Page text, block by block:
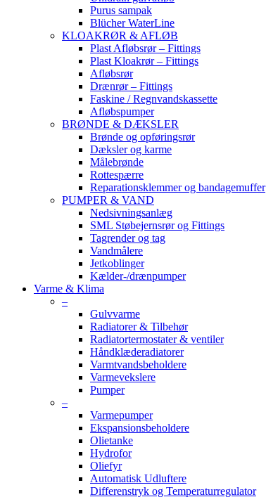
Purus sampak
Blücher WaterLine
KLOAKRØR & AFLØB
Plast Afløbsrør – Fittings
Plast Kloakrør – Fittings
Afløbsrør
Drænrør – Fittings
Faskine / Regnvandskassette
Afløbspumper
BRØNDE & DÆKSLER
Brønde og opføringsrør
Dæksler og karme
Målebrønde
Rottespærre
Reparationsklemmer og bandagemuffer
PUMPER & VAND
Nedsivningsanlæg
SML Støbejernsrør og Fittings
Tagrender og tag
Vandmålere
Jetkoblinger
Kælder-/drænpumper
Varme & Klima
–
Gulvvarme
Radiatorer & Tilbehør
Radiatortermostater & ventiler
Håndklæderadiatorer
Varmtvandsbeholdere
Varmevekslere
Pumper
–
Varmepumper
Ekspansionsbeholdere
Olietanke
Hydrofor
Oliefyr
Automatisk Udluftere
Differenstryk og Temperaturregulator